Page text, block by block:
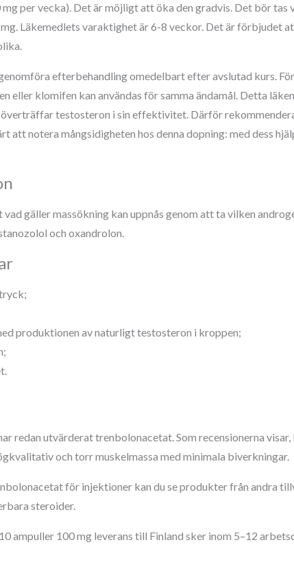
per vecka). Det är möjligt att öka den gradvis. Det bör tas
Läkemedlets varaktighet är 6-8 veckor. Det är förbjudet
efterbehandling omedelbart efter avslutad kurs.
eller klomifen kan användas för samma ändamål. Detta
testosteron i sin effektivitet. Därför
att notera mångsidigheten hos denna dopning: med dess
gäller massökning kan uppnås genom att ta vilken
och oxandrolon.
produktionen av naturligt testosteron i kroppen;
redan utvärderat trenbolonacetat. Som recensionerna
och torr muskelmassa med minimala biverkningar.
för injektioner kan du se produkter från andra
steroider.
ampuller 100 mg leverans till Finland sker inom 5–12